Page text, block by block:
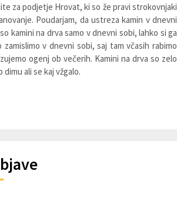
za podjetje Hrovat, ki so že pravi strokovnjaki
Poudarjam, da ustreza kamin v dnevni
kamini na drva samo v dnevni sobi, lahko si ga
v dnevni sobi, saj tam včasih rabimo
ogenj ob večerih. Kamini na drva so zelo
ali se kaj vžgalo.